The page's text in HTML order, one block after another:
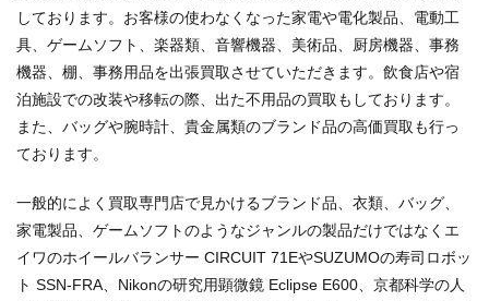
しております。お客様の使わなくなった家電や電化製品、電動工
具、ゲームソフト、楽器類、音響機器、美術品、厨房機器、事務
機器、棚、事務用品を出張買取させていただきます。飲食店や宿
泊施設での改装や移転の際、出た不用品の買取もしております。
また、バッグや腕時計、貴金属類のブランド品の高価買取も行っ
ております。
一般的によく買取専門店で見かけるブランド品、衣類、バッグ、
家電製品、ゲームソフトのようなジャンルの製品だけではなくエ
イワのホイールバランサー CIRCUIT 71EやSUZUMOの寿司ロボッ
ト SSN-FRA、Nikonの研究用顕微鏡 Eclipse E600、京都科学の人